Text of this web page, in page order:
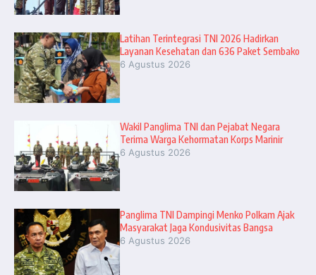
Latihan Terintegrasi TNI 2026 Hadirkan
Layanan Kesehatan dan 636 Paket Sembako
6 Agustus 2026
Wakil Panglima TNI dan Pejabat Negara
Terima Warga Kehormatan Korps Marinir
6 Agustus 2026
Panglima TNI Dampingi Menko Polkam Ajak
Masyarakat Jaga Kondusivitas Bangsa
6 Agustus 2026